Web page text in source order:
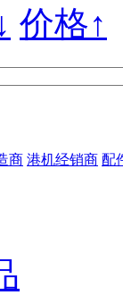
价格↑
商 港机经销商 配